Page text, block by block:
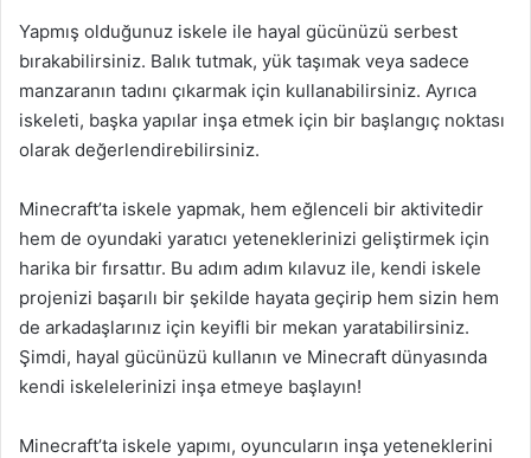
Yapmış olduğunuz iskele ile hayal gücünüzü serbest
bırakabilirsiniz. Balık tutmak, yük taşımak veya sadece
manzaranın tadını çıkarmak için kullanabilirsiniz. Ayrıca
iskeleti, başka yapılar inşa etmek için bir başlangıç noktası
olarak değerlendirebilirsiniz.
Minecraft’ta iskele yapmak, hem eğlenceli bir aktivitedir
hem de oyundaki yaratıcı yeteneklerinizi geliştirmek için
harika bir fırsattır. Bu adım adım kılavuz ile, kendi iskele
projenizi başarılı bir şekilde hayata geçirip hem sizin hem
de arkadaşlarınız için keyifli bir mekan yaratabilirsiniz.
Şimdi, hayal gücünüzü kullanın ve Minecraft dünyasında
kendi iskelelerinizi inşa etmeye başlayın!
Minecraft’ta iskele yapımı, oyuncuların inşa yeteneklerini